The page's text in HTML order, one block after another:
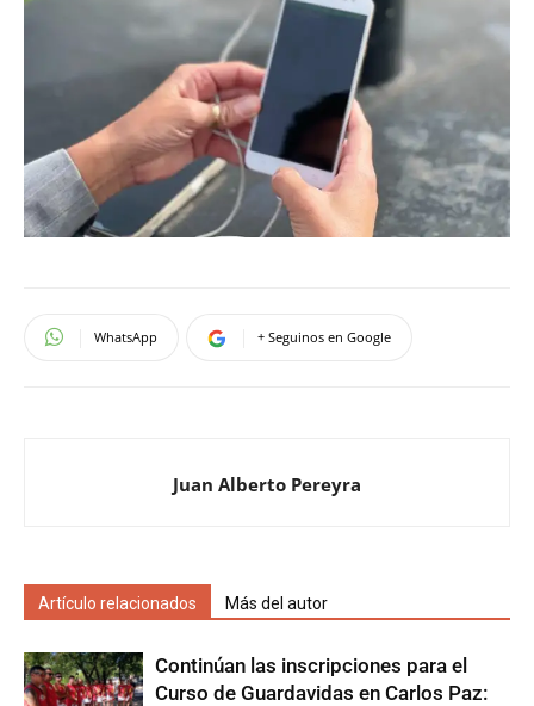
WhatsApp + Seguinos en Google
Juan Alberto Pereyra
Artículo relacionados Más del autor
Continúan las inscripciones para el
Curso de Guardavidas en Carlos Paz: